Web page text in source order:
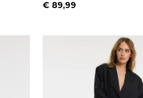
€ 89,99